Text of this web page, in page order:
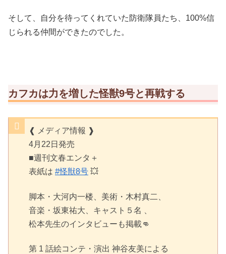
そして、自分を待ってくれていた防衛隊員たち、100%信
じられる仲間ができたのでした。
カフカは力を増した怪獣9号と再戦する
❰ メディア情報 ❱
4月22日発売
■週刊文春エンタ＋
表紙は #怪獣8号 💥
脚本・大河内一楼、美術・木村真二、
音楽・坂東祐大、キャスト５名 、
松本先生のインタビューも掲載👊
第 1 話絵コンテ・演出 神谷友美による